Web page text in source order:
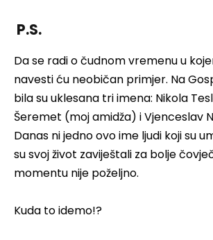
P.S.
Da se radi o čudnom vremenu u
navesti ću neobičan primjer. Na
bila su uklesana tri imena: Nikola
Šeremet (moj amidža) i Vjenceslav
Danas ni jedno ovo ime ljudi koji su
su svoj život zaviještali za bolje
momentu nije poželjno.
Kuda to idemo!?